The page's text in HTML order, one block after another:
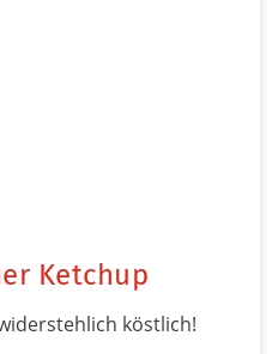
Ketchup
köstlich!